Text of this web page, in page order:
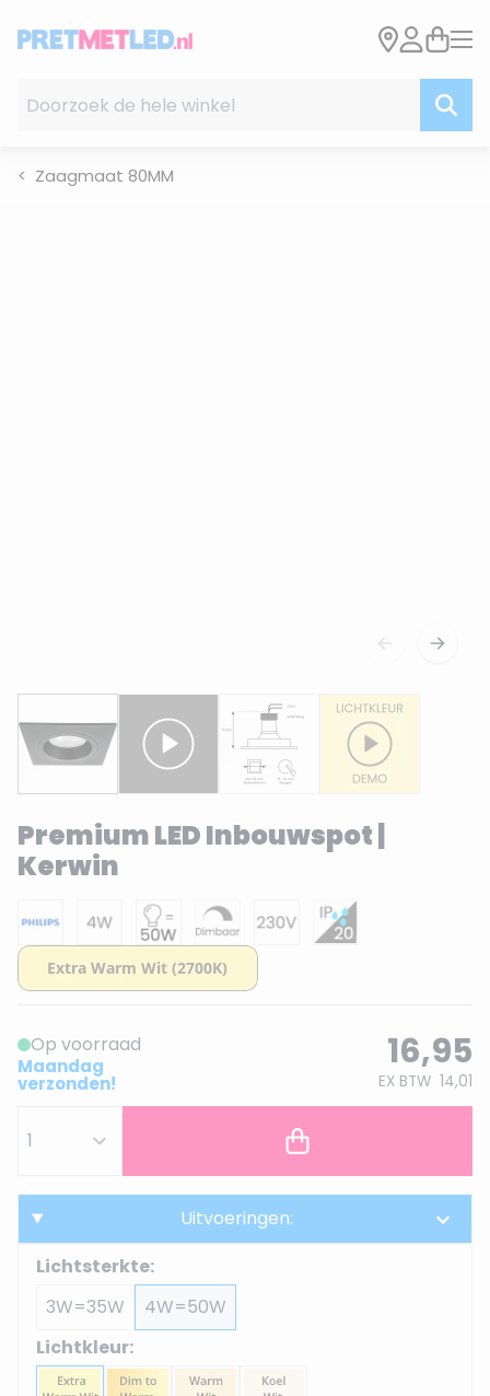
Zaagmaat 80MM
Premium LED Inbouwspot |
Kerwin
Op voorraad
Maandag
verzonden!
16,95
EX BTW 14,01
Uitvoeringen:
Lichtsterkte:
3W=35W
4W=50W
Lichtkleur: